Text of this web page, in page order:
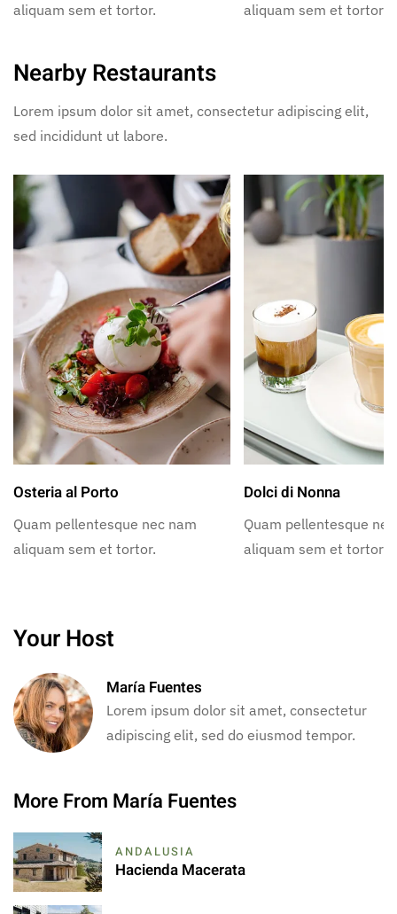
aliquam sem et tortor.
aliquam sem et tortor.
Nearby Restaurants
Lorem ipsum dolor sit amet, consectetur adipiscing elit,
sed incididunt ut labore.
Osteria al Porto
Quam pellentesque nec nam
aliquam sem et tortor.
Dolci di Nonna
Quam pellentesque
aliquam sem et tortor.
Your Host
María Fuentes
Lorem ipsum dolor sit amet, consectetur
adipiscing elit, sed do eiusmod tempor.
More From María Fuentes
ANDALUSIA
Hacienda Macerata